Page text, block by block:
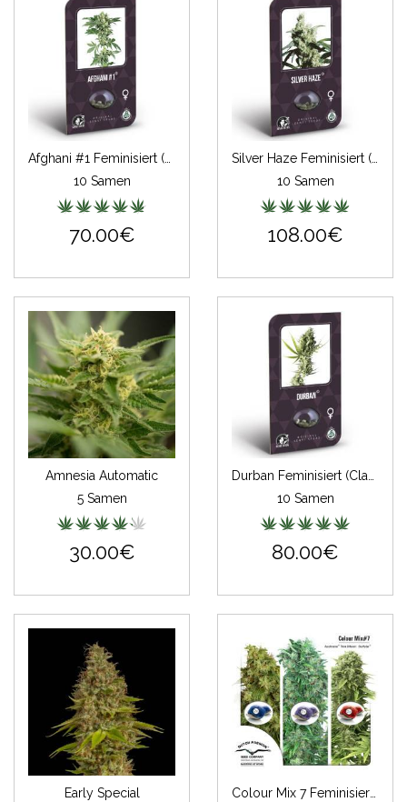
10 Samen
70.00€
10 Samen
108.00€
Amnesia Automatic
5 Samen
30.00€
10 Samen
80.00€
Early Special